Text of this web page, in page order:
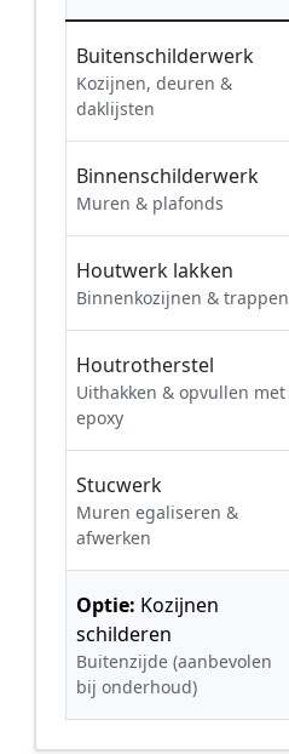
Buitenschilderwerk
Kozijnen, deuren &
daklijsten
Binnenschilderwerk
Muren & plafonds
Houtwerk lakken
Binnenkozijnen & trappen
Houtrotherstel
Uithakken & opvullen met
epoxy
Stucwerk
Muren egaliseren &
afwerken
Optie: Kozijnen
schilderen
Buitenzijde (aanbevolen
bij onderhoud)